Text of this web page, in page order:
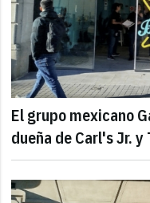
El grupo mexicano
dueña de Carl's Jr. y